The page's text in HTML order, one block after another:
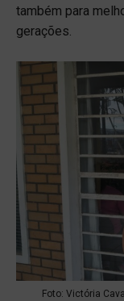
também para
gerações.
Foto: Victória